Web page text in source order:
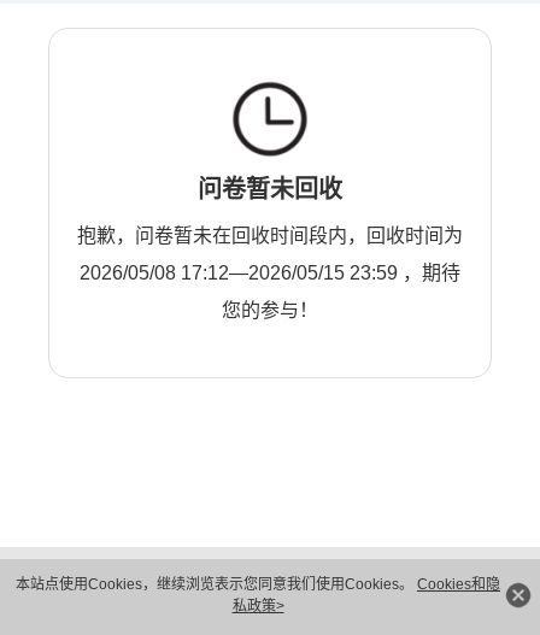
本站点使用Cookies，继续浏览表示您同意我们使用Cookies。 Cookies和隐
私政策>
问卷暂未回收
抱歉，问卷暂未在回收时间段内，回收时间为
2026/05/08 17:12—2026/05/15 23:59 ，期待
您的参与！
隐私保护
法律声明